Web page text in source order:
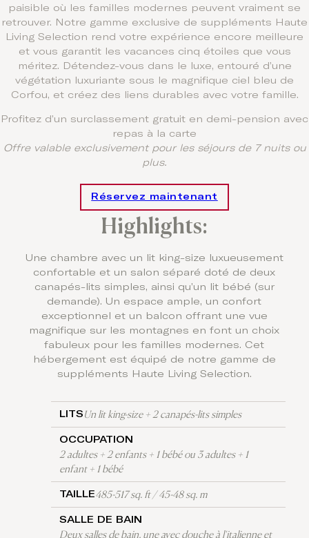
paisible où les familles modernes peuvent vraiment se
retrouver. Notre gamme exclusive de suppléments Haute
Living Selection rend votre expérience encore meilleure
et vous garantit les vacances cinq étoiles que vous
méritez. Détendez-vous dans le luxe, entouré d’une
végétation luxuriante sous le magnifique ciel bleu de
Corfou, et créez des liens durables avec votre famille.
Profitez d’un surclassement gratuit en demi-pension avec
repas à la carte
Offre valable exclusivement pour les séjours de 7 nuits ou
plus.
Réservez maintenant
Highlights:
Une chambre avec un lit king-size luxueusement
confortable et un salon séparé doté de deux
canapés-lits simples, ainsi qu’un lit bébé (sur
demande). Un espace ample, un confort
exceptionnel et un balcon offrant une vue
magnifique sur les montagnes en font un choix
fabuleux pour les familles modernes. Cet
hébergement est équipé de notre gamme de
suppléments Haute Living Selection.
LITS Un lit king-size + 2 canapés-lits simples
OCCUPATION
2 adultes + 2 enfants + 1 bébé ou 3 adultes + 1
enfant + 1 bébé
TAILLE485-517 sq. ft / 45-48 sq. m
SALLE DE BAIN
Deux salles de bain, une avec douche à l'italienne et